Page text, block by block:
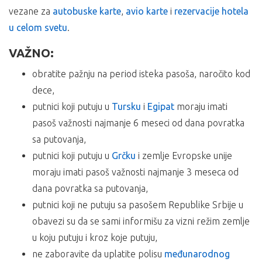
sa autoputa kod STARE PAZOVE u 18h PETROL pumpa –
putnika u autobus koji koriste paket aranžman.
ARANŽMAN OBUHVATA:
Vanlinijski prevoz autobusom na relaciji Beograd –
Halkidiki – Beograd,
boravak od 10 noćenja u odabranom objektu sa
uslugom po izboru,
troškove organizacije putovanja i usluge predstavnika
agencije organizatora putovanja ili inopartnera za
ARANŽMAN NE OBUHVATA:
Polisu Međunarodnog putnog zdravstveno osiguranja,
osiguranje od otkaza putovanja,
individualne troškove,
vezane za autobuske karte, avio karte i rezervacije hotela
u celom svetu.
VAŽNO:
obratite pažnju na period isteka pasoša, naročito kod
dece,
putnici koji putuju u Tursku i Egipat moraju imati
pasoš važnosti najmanje 6 meseci od dana povratka
sa putovanja,
putnici koji putuju u Grčku i zemlje Evropske unije
moraju imati pasoš važnosti najmanje 3 meseca od
dana povratka sa putovanja,
putnici koji ne putuju sa pasošem Republike Srbije u
obavezi su da se sami informišu za vizni režim zemlje
u koju putuju i kroz koje putuju,
ne zaboravite da uplatite polisu međunarodnog